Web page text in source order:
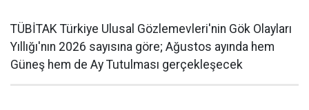
TÜBİTAK Türkiye Ulusal Gözlemevleri'nin Gök Olayları
Yıllığı'nın 2026 sayısına göre; Ağustos ayında hem
Güneş hem de Ay Tutulması gerçekleşecek